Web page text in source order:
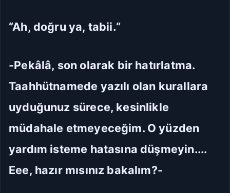
“Ah, doğru ya, tabii.“
-Pekâlâ, son olarak bir hatırlatma.
Taahhütnamede yazılı olan kurallara
uyduğunuz sürece, kesinlikle
müdahale etmeyeceğim. O yüzden
yardım isteme hatasına düşmeyin....
Eee, hazır mısınız bakalım?-